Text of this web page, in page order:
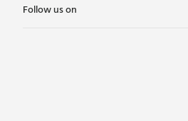
Follow us on